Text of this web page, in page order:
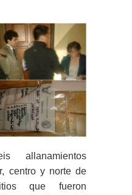
allanamientos
centro y norte de
que fueron